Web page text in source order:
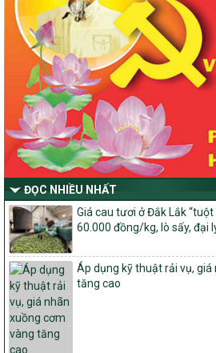
Quyết định số 2490/QĐ-UBND
Về việc thành lập Ban Chỉ đạo Chương
dựng nông thôn mới, giảm nghèo bền
xã hội vùng đồng bào dân tộc thiểu số
-2030 tỉnh Nghệ An
Thông tư Số 23/2026/TT-BNNMT
Thông tư Hướng dẫn thực hiện một
mục tiêu quốc gia xây dựng nông
vững và phát triển kinh tế – xã hội
số và miền núi giai đoạn 2026-2030
nước của Bộ Nông nghiệp và Môi trường
Quyết định số: 26/2026/QĐ-TTg
Quyết định ban hành Bộ tiêu chí và quy
sản phẩm Mỗi xã một sản phẩm
số: 19/2026/QĐ-TTg
Quy định điều kiện, trình tự, thủ tục, hồ
và thu hồi quyết định công nhận xã đạt
đạt nông thôn mới hiện đại và tỉnh,
vụ xây dựng nông thôn mới giai đoạn
Quyết định số 16/2026/QĐ-TTg
ĐỌC NHIỀU NHẤT
Giá cau tươi ở Đắk Lắk
60.000 đồng/kg, lò sấy, đại
Áp dụng kỹ thuật rải vụ,
tăng cao